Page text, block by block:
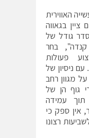
האווירית
בגאווה
גודל של
בחר
פעולות
תחזוקה לצי מטוסי ה- 767. עם ניסיון של
מגוון רחב
גוף הן של
תוך עמידה
אין ספק כי
רצונו